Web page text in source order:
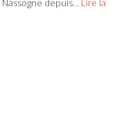
depuis... Lire la